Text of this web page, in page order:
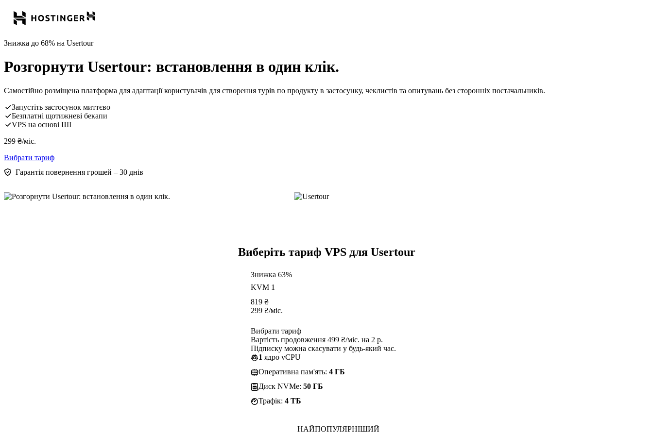
Знижка до 68% на Usertour
Розгорнути Usertour: встановлення в один клік.
Самостійно розміщена платформа для адаптації користувачів для створення турів по продукту в застосунку, чеклистів та опитувань без сторонніх постачальників.
Запустіть застосунок миттєво
Безплатні щотижневі бекапи
VPS на основі ШІ
299 ₴/міс.
Вибрати тариф
Гарантія повернення грошей – 30 днів
Виберіть тариф VPS для Usertour
Знижка 63%
KVM 1
819 ₴
299 ₴/міс.
Вибрати тариф
Вартість продовження 499 ₴/міс. на 2 р.
Підписку можна скасувати у будь-який час.
1 ядро vCPU
Оперативна пам'ять: 4 ГБ
Диск NVMe: 50 ГБ
Трафік: 4 TБ
НАЙПОПУЛЯРНІШИЙ